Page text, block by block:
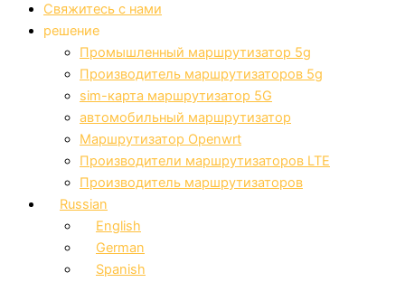
Свяжитесь с нами
решение
Промышленный маршрутизатор 5g
Производитель маршрутизаторов 5g
sim-карта маршрутизатор 5G
автомобильный маршрутизатор
Маршрутизатор Openwrt
Производители маршрутизаторов LTE
Производитель маршрутизаторов
Russian
English
German
Spanish